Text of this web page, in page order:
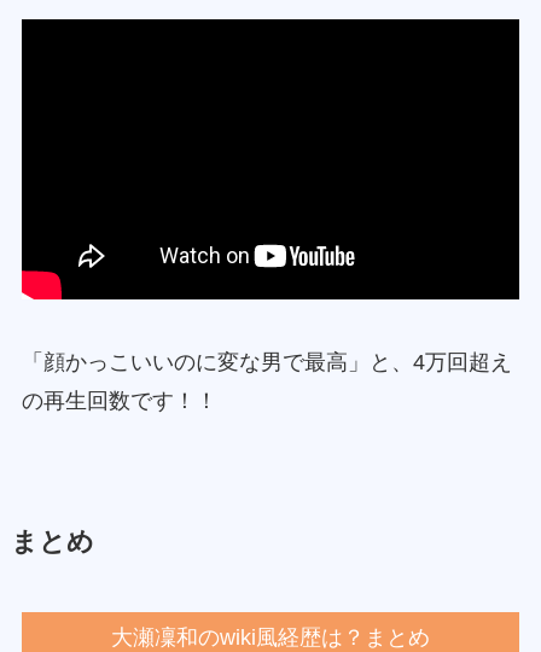
「顔かっこいいのに変な男で最高」と、4万回超え
の再生回数です！！
まとめ
大瀬凜和のwiki風経歴は？まとめ